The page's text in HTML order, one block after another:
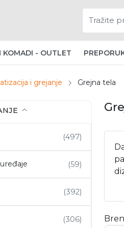
KOMADI - OUTLET
i grejanje Grejna tela